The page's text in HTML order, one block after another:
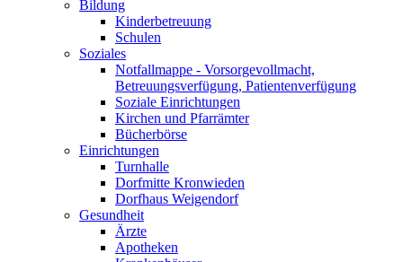
Bildung
Kinderbetreuung
Schulen
Soziales
Notfallmappe - Vorsorgevollmacht,
Betreuungsverfügung, Patientenverfügung
Soziale Einrichtungen
Kirchen und Pfarrämter
Bücherbörse
Einrichtungen
Turnhalle
Dorfmitte Kronwieden
Dorfhaus Weigendorf
Gesundheit
Ärzte
Apotheken